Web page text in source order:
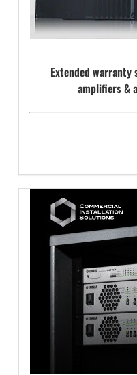
Extended warranty
amplifiers &